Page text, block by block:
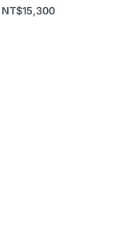
NT$15,300